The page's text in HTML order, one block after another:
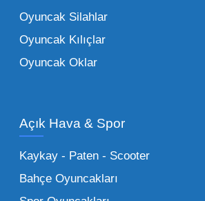
ebeveynlerin son yıllarda en
ürün grupları arasında yer
Oyuncak Araçlar:
stok imkanımızla
Küçük Oyuncaklar:
sağlayan toptan küçük
Oyuncak Silahlar
Oyuncak Kılıçlar
Oyuncak Oklar
Açık Hava & Spor
Kaykay - Paten - Scooter
Bahçe Oyuncakları